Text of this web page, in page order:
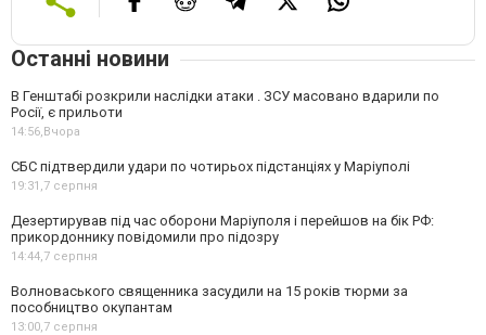
Останні новини
В Генштабі розкрили наслідки атаки . ЗСУ масовано вдарили по
Росії, є прильоти
14:56,Вчора
СБС підтвердили удари по чотирьох підстанціях у Маріуполі
19:31,7 серпня
Дезертирував під час оборони Маріуполя і перейшов на бік РФ:
прикордоннику повідомили про підозру
14:44,7 серпня
Волноваського священника засудили на 15 років тюрми за
пособництво окупантам
13:00,7 серпня